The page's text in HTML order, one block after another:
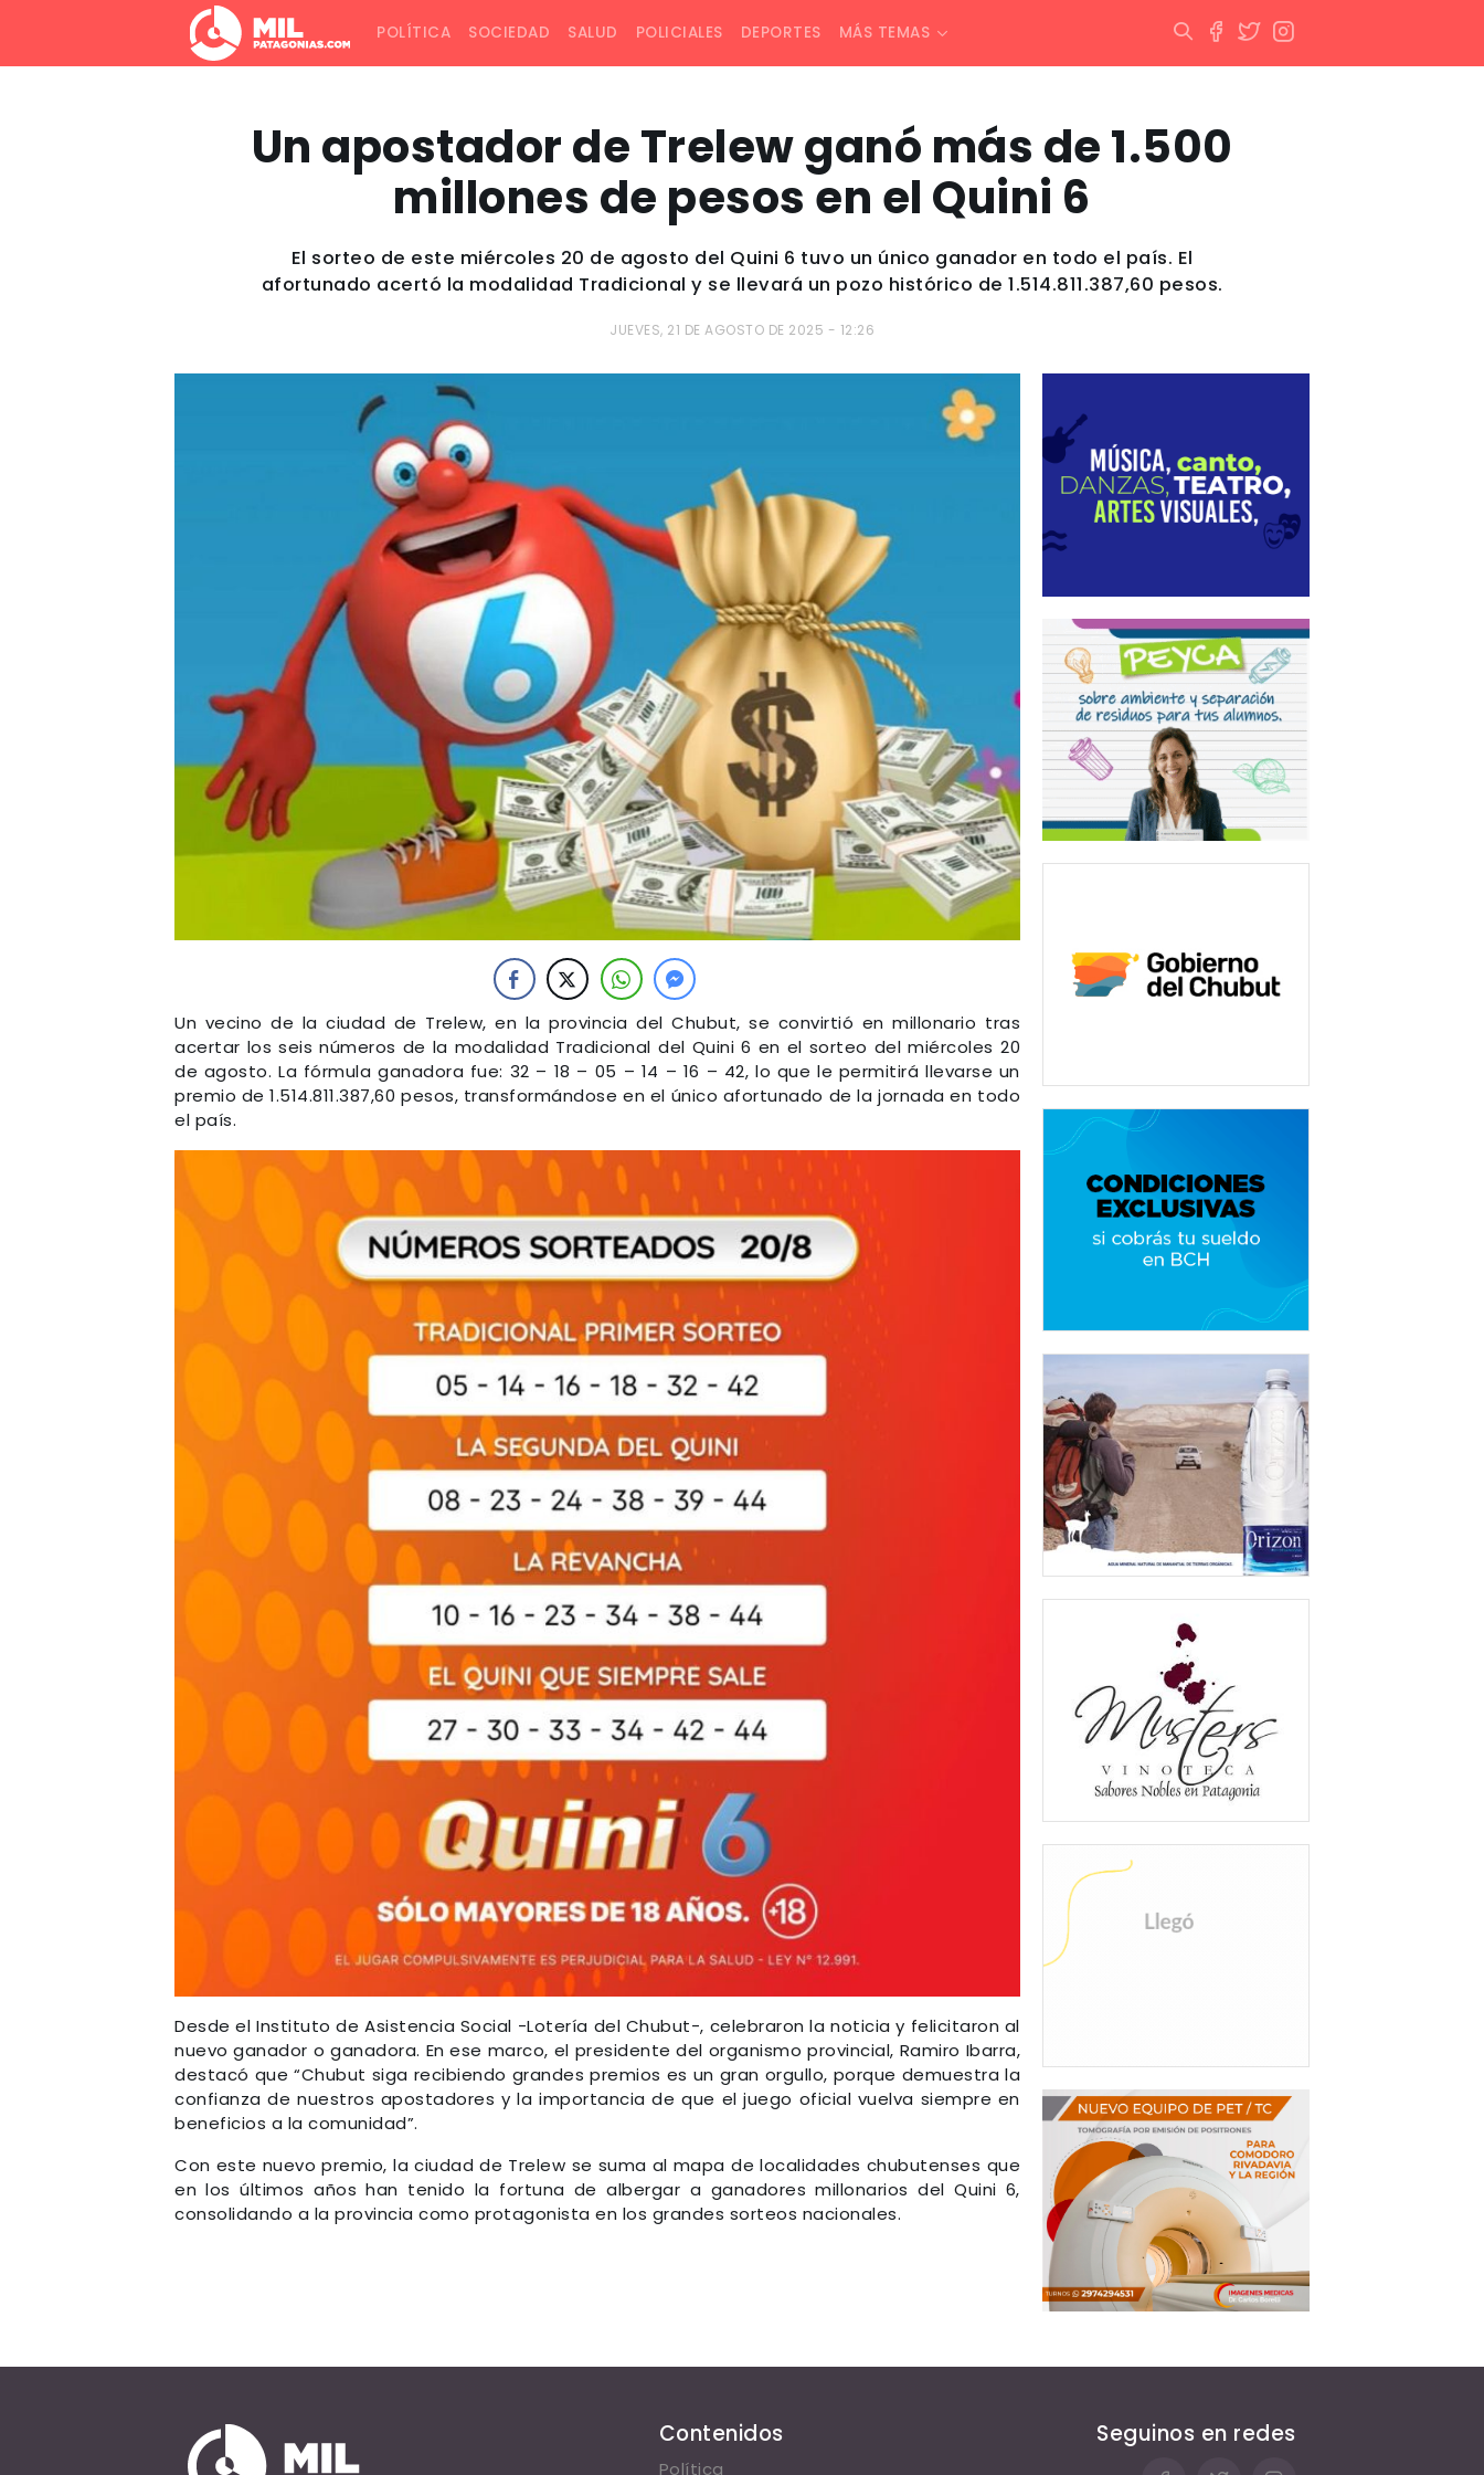
POLÍTICA SOCIEDAD SALUD POLICIALES DEPORTES MÁS TEMAS
Un apostador de Trelew ganó más de 1.500
millones de pesos en el Quini 6
El sorteo de este miércoles 20 de agosto del Quini 6 tuvo un único ganador en todo el país. El
afortunado acertó la modalidad Tradicional y se llevará un pozo histórico de 1.514.811.387,60 pesos.
JUEVES, 21 DE AGOSTO DE 2025 - 12:26
Un vecino de la ciudad de Trelew, en la provincia del Chubut, se convirtió en millonario tras
acertar los seis números de la modalidad Tradicional del Quini 6 en el sorteo del miércoles 20
de agosto. La fórmula ganadora fue: 32 – 18 – 05 – 14 – 16 – 42, lo que le permitirá llevarse un
premio de 1.514.811.387,60 pesos, transformándose en el único afortunado de la jornada en todo
el país.
Desde el Instituto de Asistencia Social -Lotería del Chubut-, celebraron la noticia y felicitaron al
nuevo ganador o ganadora. En ese marco, el presidente del organismo provincial, Ramiro Ibarra,
destacó que “Chubut siga recibiendo grandes premios es un gran orgullo, porque demuestra la
confianza de nuestros apostadores y la importancia de que el juego oficial vuelva siempre en
beneficios a la comunidad”.
Con este nuevo premio, la ciudad de Trelew se suma al mapa de localidades chubutenses que
en los últimos años han tenido la fortuna de albergar a ganadores millonarios del Quini 6,
consolidando a la provincia como protagonista en los grandes sorteos nacionales.
Contenidos
Política
Seguinos en redes